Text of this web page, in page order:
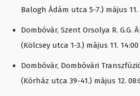
Balogh Ádám utca 5-7.) május 11.
Dombóvár, Szent Orsolya R. G.G.
(Kölcsey utca 1-3.) május 11. 14:00
Dombóvár, Dombóvári
(Kórház utca 39-41.) május 12.